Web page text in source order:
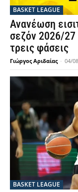
BASKET LEAGUE
Ανανέωση
σεζόν 2026/
τρεις φάσεις
Γιώργος Αριδαίας - 04/
BASKET LEAGUE